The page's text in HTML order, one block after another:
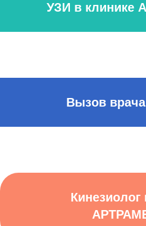
УЗИ в клинике
Вызов
Кинезиолог